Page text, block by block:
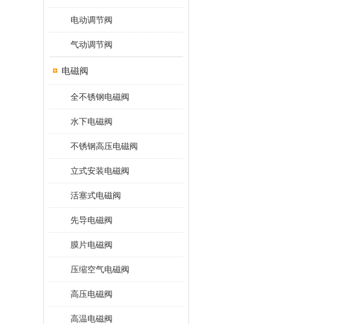
电动调节阀
气动调节阀
电磁阀
全不锈钢电磁阀
水下电磁阀
不锈钢高压电磁阀
立式安装电磁阀
活塞式电磁阀
先导电磁阀
膜片电磁阀
压缩空气电磁阀
高压电磁阀
高温电磁阀